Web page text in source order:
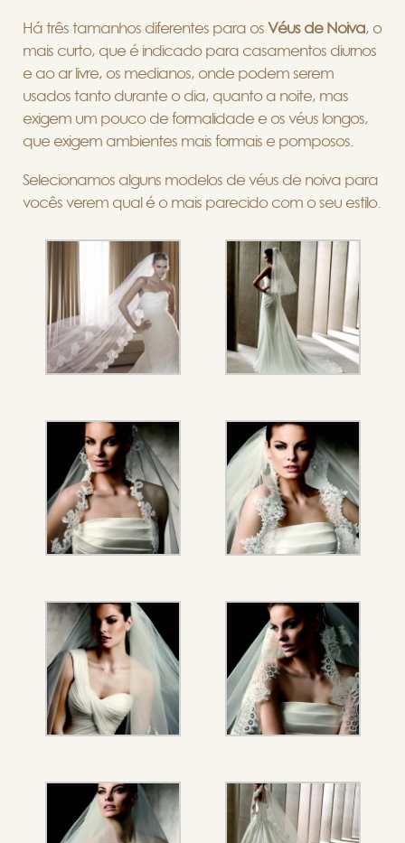
Há três tamanhos diferentes para os Véus de Noiva, o
mais curto, que é indicado para casamentos diurnos
e ao ar livre, os medianos, onde podem serem
usados tanto durante o dia, quanto a noite, mas
exigem um pouco de formalidade e os véus longos,
que exigem ambientes mais formais e pomposos.
Selecionamos alguns modelos de véus de noiva para
vocês verem qual é o mais parecido com o seu estilo.